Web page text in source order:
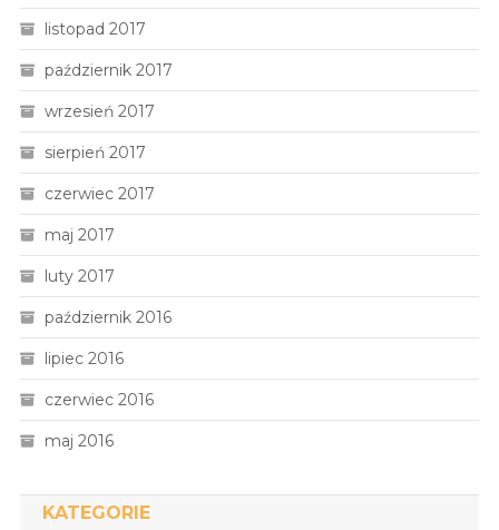
listopad 2017
październik 2017
wrzesień 2017
sierpień 2017
czerwiec 2017
maj 2017
luty 2017
październik 2016
lipiec 2016
czerwiec 2016
maj 2016
KATEGORIE